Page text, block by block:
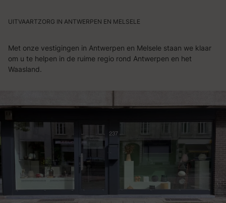
UITVAARTZORG IN ANTWERPEN EN MELSELE
Met onze vestigingen in Antwerpen en Melsele staan we klaar
om u te helpen in de ruime regio rond Antwerpen en het
Waasland.